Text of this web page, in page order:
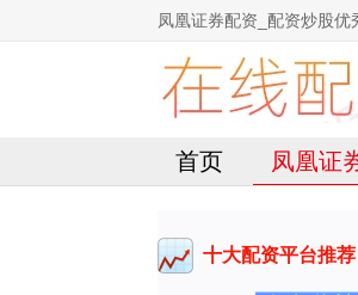
凤凰证券配资_配资炒股优
首页 凤凰证
十大配资平台推荐